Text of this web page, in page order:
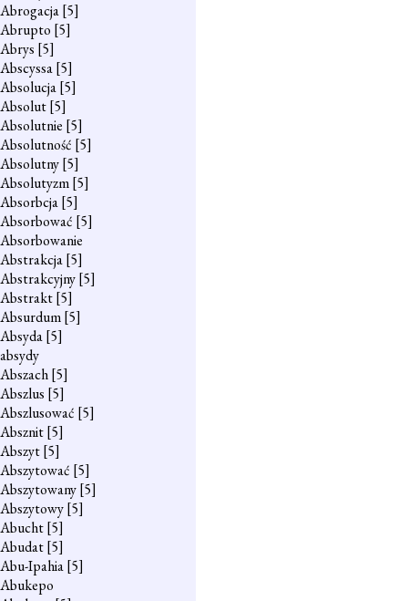
Abrogacja[5]
Abrupto [5]
Abrys [5]
Abscyssa[5]
Absolucja[5]
Absolut[5]
Absolutnie [5]
Absolutność [5]
Absolutny[5]
Absolutyzm[5]
Absorbcja[5]
Absorbować [5]
Absorbowanie
Abstrakcja[5]
Abstrakcyjny[5]
Abstrakt[5]
Absurdum[5]
Absyda[5]
absydy
Abszach[5]
Abszlus [5]
Abszlusować [5]
Absznit[5]
Abszyt[5]
Abszytować [5]
Abszytowany[5]
Abszytowy[5]
Abucht[5]
Abudat[5]
Abu-Ipahia[5]
Abukepo